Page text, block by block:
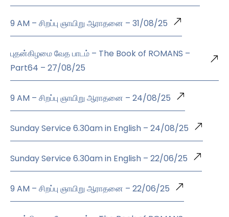
9 AM – சிறப்பு ஞாயிறு ஆராதனை – 31/08/25
புதன்கிழமை வேத பாடம் – The Book of ROMANS –
Part64 – 27/08/25
9 AM – சிறப்பு ஞாயிறு ஆராதனை – 24/08/25
Sunday Service 6.30am in English – 24/08/25
Sunday Service 6.30am in English – 22/06/25
9 AM – சிறப்பு ஞாயிறு ஆராதனை – 22/06/25